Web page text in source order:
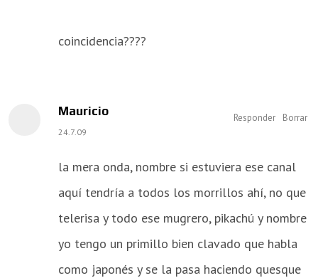
coincidencia????
Mauricio
24.7.09
la mera onda, nombre si estuviera ese canal
aquí tendría a todos los morrillos ahí, no que
telerisa y todo ese mugrero, pikachú y nombre
yo tengo un primillo bien clavado que habla
como japonés y se la pasa haciendo quesque
Responder Borrar